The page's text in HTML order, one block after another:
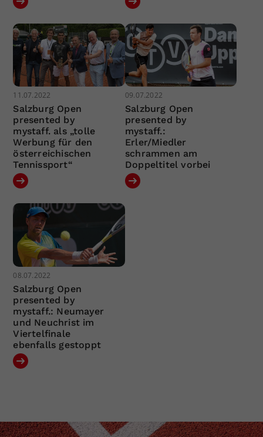
11.07.2022
Salzburg Open
presented by
mystaff. als „tolle
Werbung für den
österreichischen
Tennissport“
09.07.2022
Salzburg Open
presented by
mystaff.:
Erler/Miedler
schrammen am
Doppeltitel vorbei
08.07.2022
Salzburg Open
presented by
mystaff.: Neumayer
und Neuchrist im
Viertelfinale
ebenfalls gestoppt